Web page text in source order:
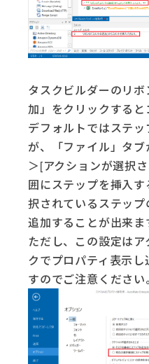
タスクビルダーのリ
加」をクリックすると
デフォルトではステ
が、「ファイル」タ
＞[アクションが選択
囲にステップを挿入
択されているステッ
追加することが出来ま
ただし、この設定は
クでプロパティ表示
すのでご注意ください。